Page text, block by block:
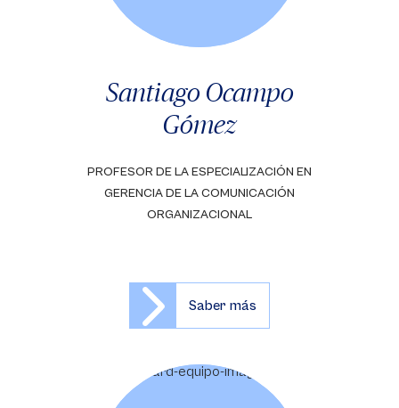
Santiago Ocampo
Gómez
PROFESOR DE LA ESPECIALIZACIÓN EN
GERENCIA DE LA COMUNICACIÓN
ORGANIZACIONAL
Saber más